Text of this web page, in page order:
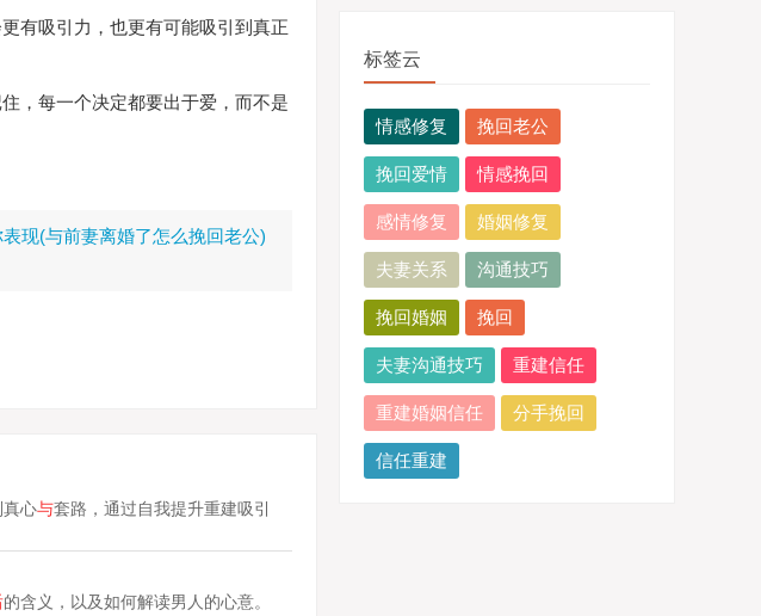
有吸引力，也更有可能吸引到真正
，每一个决定都要出于爱，而不是
现(与前妻离婚了怎么挽回老公)
真心与套路，通过自我提升重建吸引
的含义，以及如何解读男人的心意。
标签云
情感修复 挽回老公
挽回爱情 情感挽回
感情修复 婚姻修复
夫妻关系 沟通技巧
挽回婚姻 挽回
夫妻沟通技巧 重建信任
重建婚姻信任 分手挽回
信任重建